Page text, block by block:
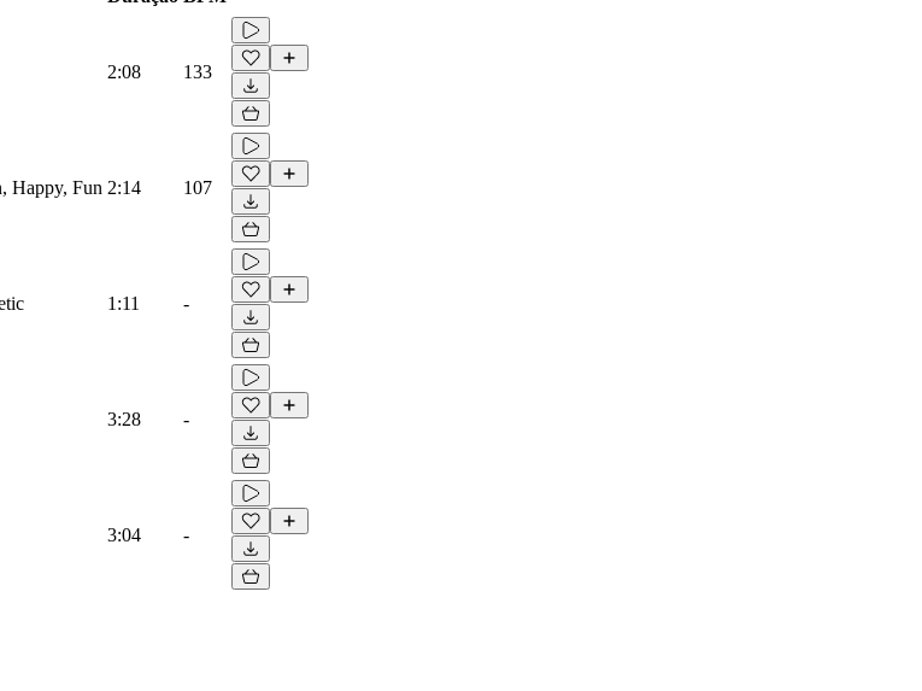
2:08 133
Happy, Fun 2:14 107
1:11 -
3:28 -
3:04 -